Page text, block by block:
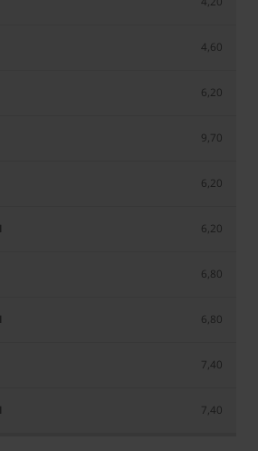
4,60
6,20
9,70
6,20
6,20
6,80
6,80
7,40
7,40